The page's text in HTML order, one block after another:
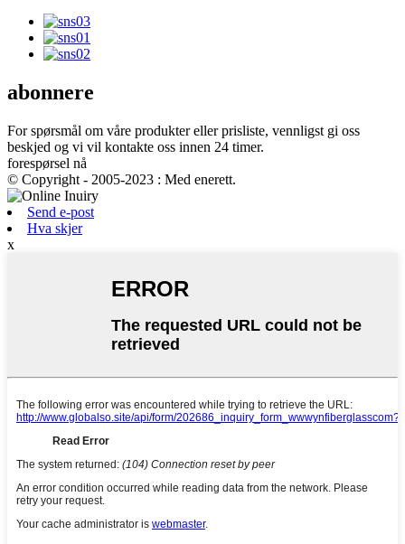
abonnere
For spørsmål om våre produkter eller prisliste, vennligst gi oss
beskjed og vi vil kontakte oss innen 24 timer.
forespørsel nå
© Copyright - 2005-2023 : Med enerett.
Send e-post
Hva skjer
x